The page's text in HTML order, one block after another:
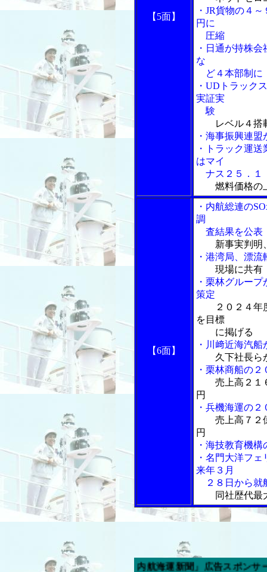
【5面】
・JR貨物の４
円に
圧縮
・日通が持株
な
ど４本部制に
・UDトラック
実証実
験
レベル４搭
・海事振興連
・トラック運
はマイ
ナス２５．１
燃料価格の
【6面】
・内航総連の
調
査結果を公表
新事実判明
・港湾局、漂
現場に共有
・栗林グルー
策定
２０２４
を目標
に掲げる
・川﨑近海汽
久下社長ら
・栗林商船の
売上高２１
円
・兵機海運の
売上高７２
円
・海技教育機
・名門大洋フ
来年３月
２８日から就
同社歴代最
今週の「内航海運新聞」広告スポンサー企業